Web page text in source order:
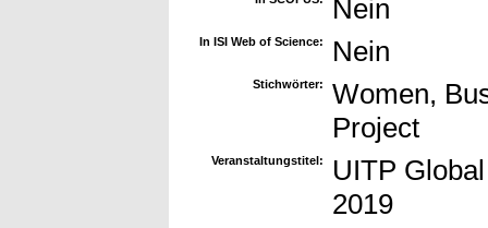
Nein
In ISI Web of Science: Nein
Stichwörter:
Women,
Project
Veranstaltungstitel:
UITP
2019